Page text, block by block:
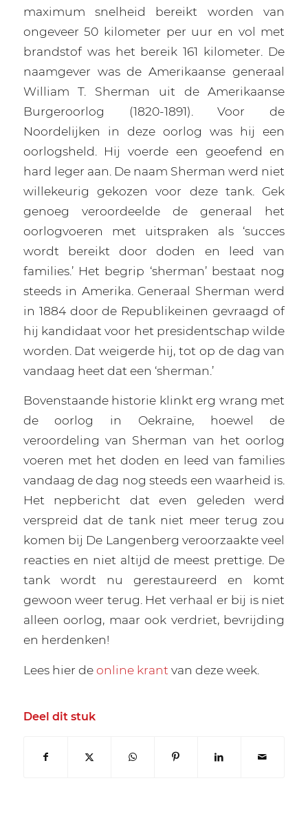
maximum snelheid bereikt worden van
ongeveer 50 kilometer per uur en vol met
brandstof was het bereik 161 kilometer. De
naamgever was de Amerikaanse generaal
William T. Sherman uit de Amerikaanse
Burgeroorlog (1820-1891). Voor de
Noordelijken in deze oorlog was hij een
oorlogsheld. Hij voerde een geoefend en
hard leger aan. De naam Sherman werd niet
willekeurig gekozen voor deze tank. Gek
genoeg veroordeelde de generaal het
oorlogvoeren met uitspraken als ‘succes
wordt bereikt door doden en leed van
families.’ Het begrip ‘sherman’ bestaat nog
steeds in Amerika. Generaal Sherman werd
in 1884 door de Republikeinen gevraagd of
hij kandidaat voor het presidentschap wilde
worden. Dat weigerde hij, tot op de dag van
vandaag heet dat een ‘sherman.’
Bovenstaande historie klinkt erg wrang met
de oorlog in Oekraïne, hoewel de
veroordeling van Sherman van het oorlog
voeren met het doden en leed van families
vandaag de dag nog steeds een waarheid is.
Het nepbericht dat even geleden werd
verspreid dat de tank niet meer terug zou
komen bij De Langenberg veroorzaakte veel
reacties en niet altijd de meest prettige. De
tank wordt nu gerestaureerd en komt
gewoon weer terug. Het verhaal er bij is niet
alleen oorlog, maar ook verdriet, bevrijding
en herdenken!
Lees hier deonline krant van deze week.
Deel dit stuk